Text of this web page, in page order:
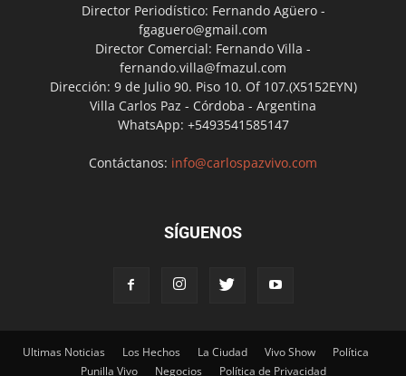
Director Periodístico: Fernando Agüero -
fgaguero@gmail.com
Director Comercial: Fernando Villa -
fernando.villa@fmazul.com
Dirección: 9 de Julio 90. Piso 10. Of 107.(X5152EYN)
Villa Carlos Paz - Córdoba - Argentina
WhatsApp: +5493541585147
Contáctanos: info@carlospazvivo.com
SÍGUENOS
Ultimas Noticias Los Hechos La Ciudad Vivo Show
Política
Punilla Vivo
Negocios Política de Privacidad